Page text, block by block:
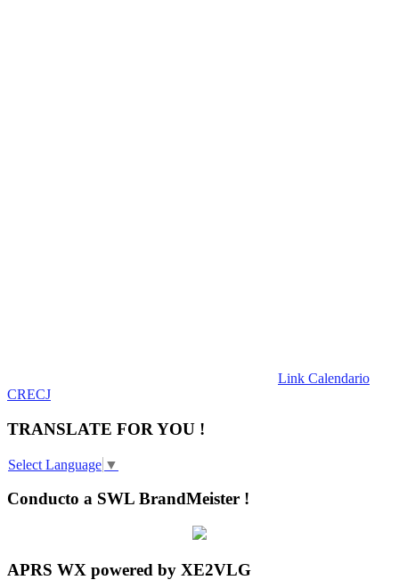
Link Calendario
CRECJ
TRANSLATE FOR YOU !
Select Language ▼
Conducto a SWL BrandMeister !
APRS WX powered by XE2VLG